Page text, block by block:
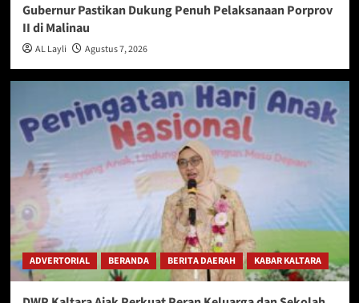
Gubernur Pastikan Dukung Penuh Pelaksanaan Porprov
II di Malinau
AL Layli Agustus 7, 2026
ADVERTORIAL BERANDA BERITA DAERAH KABAR KALTARA